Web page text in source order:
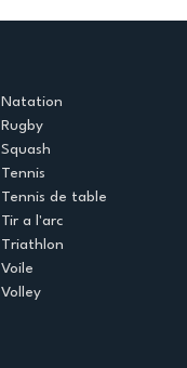
Natation
Rugby
Squash
Tennis
Tennis de table
Tir a l'arc
Triathlon
Voile
Volley